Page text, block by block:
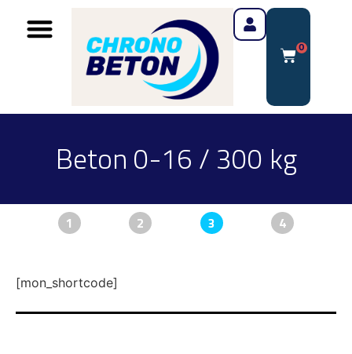
0
Beton 0-16 / 300 kg
1 2 3 4
[mon_shortcode]